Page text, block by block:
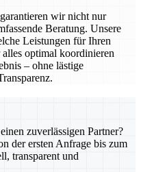
wir nicht nur
Beratung. Unsere
Leistungen für Ihren
optimal koordinieren
– ohne lästige
zuverlässigen Partner?
der ersten Anfrage bis zum
transparent und